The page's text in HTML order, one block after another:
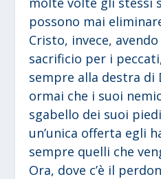
possono mai
Cristo, invece,
sacrificio per i
sempre alla destra di
ormai che i suoi
sgabello dei suoi
un’unica offerta egli
sempre quelli che
Ora, dove c’è il